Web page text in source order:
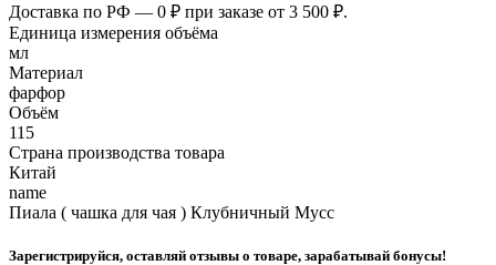
Доставка по РФ — 0 ₽ при заказе от 3 500 ₽.
Единица измерения объёма
мл
Материал
фарфор
Объём
115
Страна производства товара
Китай
name
Пиала ( чашка для чая ) Клубничный Мусс
Зарегистрируйся, оставляй отзывы о товаре, зарабатывай бонусы!